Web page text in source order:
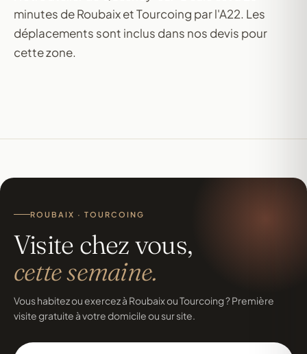
minutes de Roubaix et Tourcoing par l'A22. Les
déplacements sont inclus dans nos devis pour
cette zone.
ROUBAIX · TOURCOING
Visite chez vous,
cette semaine.
Vous habitez ou exercez à Roubaix ou Tourcoing ? Première
visite gratuite à votre domicile ou sur site.